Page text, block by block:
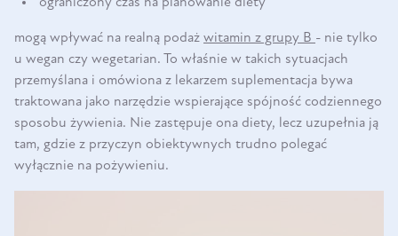
mogą wpływać na realną podaż witamin z grupy B - nie tylko
u wegan czy wegetarian. To właśnie w takich sytuacjach
przemyślana i omówiona z lekarzem suplementacja bywa
traktowana jako narzędzie wspierające spójność codziennego
sposobu żywienia. Nie zastępuje ona diety, lecz uzupełnia ją
tam, gdzie z przyczyn obiektywnych trudno polegać
wyłącznie na pożywieniu.